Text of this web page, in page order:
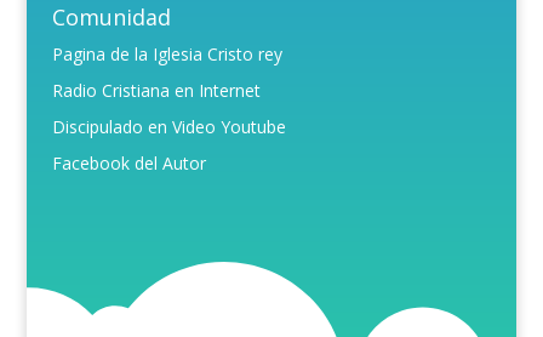
Comunidad
Pagina de la Iglesia Cristo rey
Radio Cristiana en Internet
Discipulado en Video Youtube
Facebook del Autor